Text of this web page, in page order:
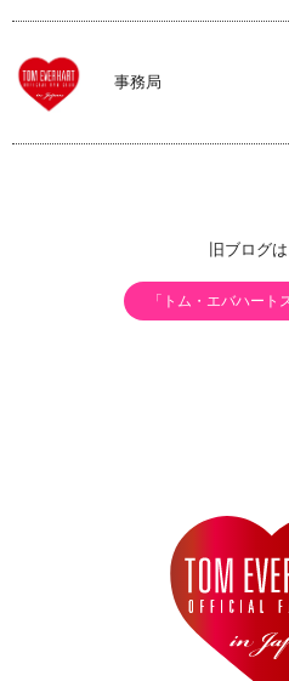
事務局
旧ブログ
「トム・エバハート